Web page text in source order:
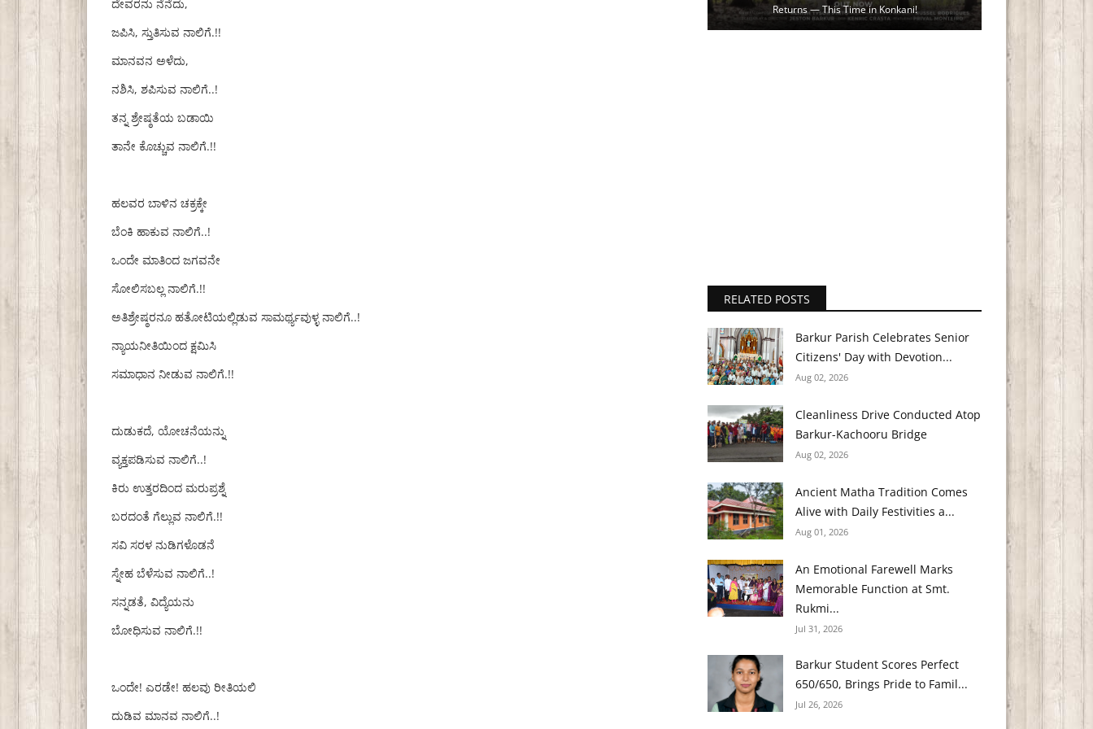
ದೇವರನು ನೆನೆದು,
ಜಪಿಸಿ, ಸ್ತುತಿಸುವ ನಾಲಿಗೆ.!!
ಮಾನವನ ಅಳೆದು,
ನಶಿಸಿ, ಶಪಿಸುವ ನಾಲಿಗೆ..!
ತನ್ನ ಶ್ರೇಷ್ಠತೆಯ ಬಡಾಯಿ
ತಾನೇ ಕೊಚ್ಚುವ ನಾಲಿಗೆ.!!
ಹಲವರ ಬಾಳಿನ ಚಕ್ರಕ್ಕೇ
ಬೆಂಕಿ ಹಾಕುವ ನಾಲಿಗೆ..!
ಒಂದೇ ಮಾತಿಂದ ಜಗವನೇ
ಸೋಲಿಸಬಲ್ಲ ನಾಲಿಗೆ.!!
ಅತಿಶ್ರೇಷ್ಠರನೂ ಹತೋಟಿಯಲ್ಲಿಡುವ ಸಾಮರ್ಥ್ಯವುಳ್ಳ ನಾಲಿಗೆ..!
ನ್ಯಾಯನೀತಿಯಿಂದ ಕ್ಷಮಿಸಿ
ಸಮಾಧಾನ ನೀಡುವ ನಾಲಿಗೆ.!!
ದುಡುಕದೆ, ಯೋಚನೆಯನ್ನು
ವ್ಯಕ್ತಪಡಿಸುವ ನಾಲಿಗೆ..!
ಕಿರು ಉತ್ತರದಿಂದ ಮರುಪ್ರಶ್ನೆ
ಬರದಂತೆ ಗೆಲ್ಲುವ ನಾಲಿಗೆ.!!
ಸವಿ ಸರಳ ನುಡಿಗಳೊಡನೆ
ಸ್ನೇಹ ಬೆಳೆಸುವ ನಾಲಿಗೆ..!
ಸನ್ನಡತೆ, ವಿದ್ಯೆಯನು
ಬೋಧಿಸುವ ನಾಲಿಗೆ.!!
ಒಂದೇ! ಎರಡೇ! ಹಲವು ರೀತಿಯಲಿ
ದುಡಿವ ಮಾನವ ನಾಲಿಗೆ..!
Returns — This Time in Konkani!
RELATED POSTS
Barkur Parish Celebrates Senior
Citizens' Day with Devotion...
Aug 02, 2026
Cleanliness Drive Conducted Atop
Barkur-Kachooru Bridge
Aug 02, 2026
Ancient Matha Tradition Comes
Alive with Daily Festivities a...
Aug 01, 2026
An Emotional Farewell Marks
Memorable Function at Smt.
Rukmi...
Jul 31, 2026
Barkur Student Scores Perfect
650/650, Brings Pride to Famil...
Jul 26, 2026